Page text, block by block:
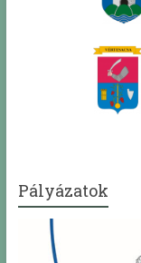
Pályázatok